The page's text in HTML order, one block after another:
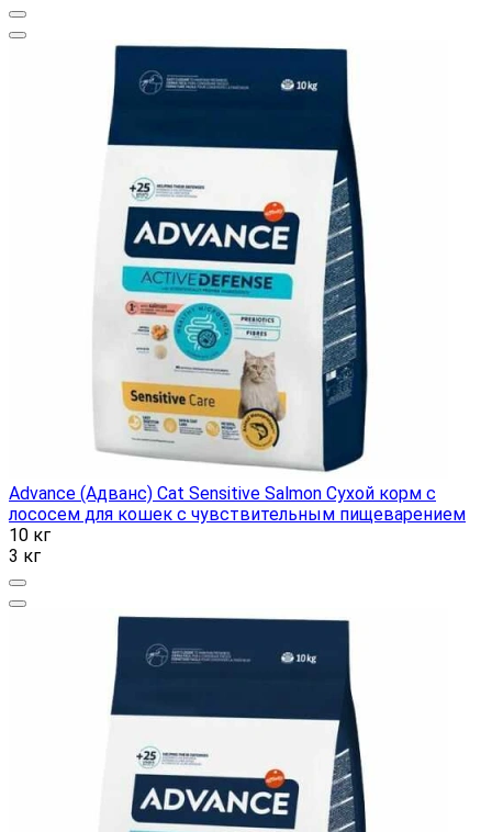
Advance (Адванс) Cat Sensitive Salmon Сухой корм с
лососем для кошек с чувствительным пищеварением
10 кг
3 кг